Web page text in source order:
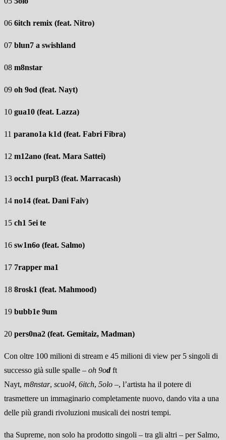
06 6itch remix (feat. Nitro)
07 blun7 a swishland
08 m8nstar
09 oh 9od (feat. Nayt)
10 gua10 (feat. Lazza)
11 parano1a k1d (feat. Fabri Fibra)
12 m12ano (feat. Mara Sattei)
13 occh1 purpl3 (feat. Marracash)
14 no14 (feat. Dani Faiv)
15 ch1 5ei te
16 sw1n6o (feat. Salmo)
17 7rapper ma1
18 8rosk1 (feat. Mahmood)
19 bubb1e 9um
20 pers0na2 (feat. Gemitaiz, Madman)
Con oltre 100 milioni di stream e 45 milioni di view per 5 singoli di
successo già sulle spalle – oh 9od ft
Nayt, m8nstar, scuol4, 6itch, 5olo –, l’artista ha il potere di
trasmettere un immaginario completamente nuovo, dando vita a una
delle più grandi rivoluzioni musicali dei nostri tempi.
tha Supreme, non solo ha prodotto singoli – tra gli altri – per Salmo,